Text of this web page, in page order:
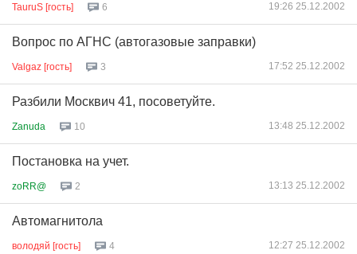
TauruS [гость] 6 19:26 25.12.2002
Вопрос по АГНС (автогазовые заправки)
Valgaz [гость] 3 17:52 25.12.2002
Разбили Москвич 41, посоветуйте.
Zanuda 10 13:48 25.12.2002
Постановка на учет.
zoRR@ 2 13:13 25.12.2002
Автомагнитола
володяй [гость] 4 12:27 25.12.2002